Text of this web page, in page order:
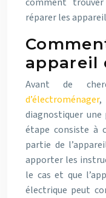
réparer les
appareil
Avant de
d’électroménager,
diagnostiquer une
étape consiste à
partie de
apporter les
le cas et que
électrique peut